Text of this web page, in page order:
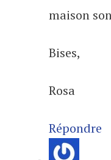
maison
Bises,
Rosa
Répondre